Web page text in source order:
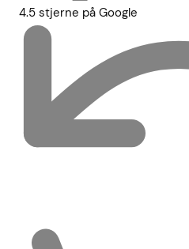
4.5 stjerne på Google